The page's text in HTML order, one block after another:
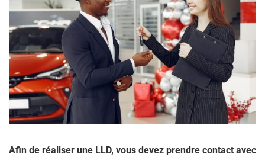
Afin de réaliser une LLD, vous devez prendre contact avec